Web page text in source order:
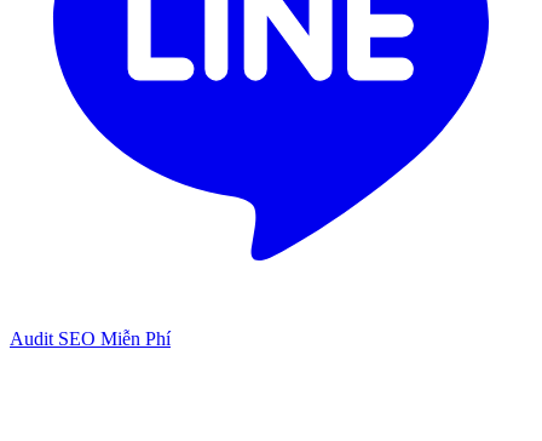
Audit SEO Miễn Phí